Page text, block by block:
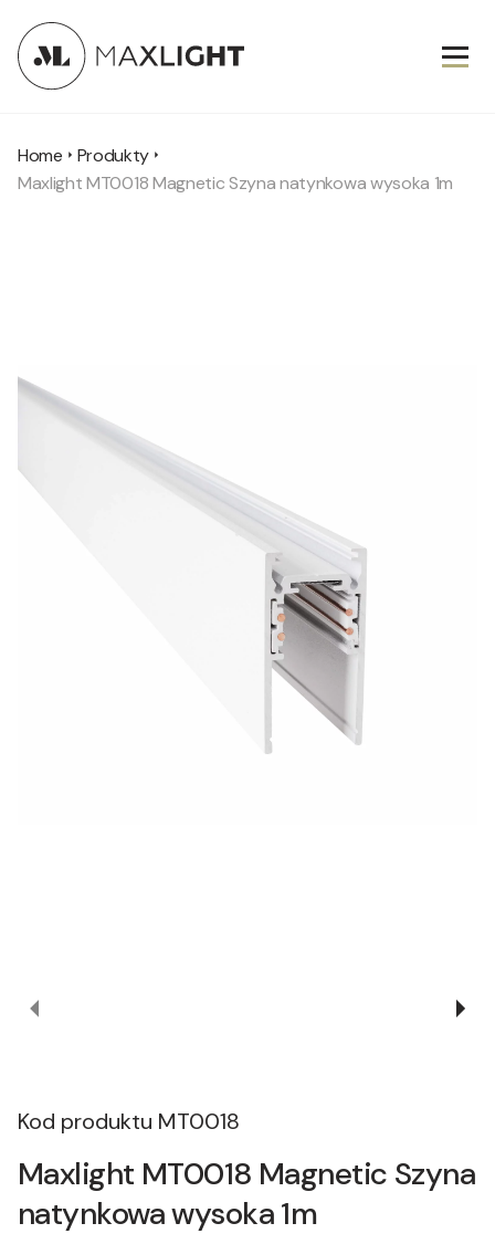
Home
Produkty
Maxlight MT0018 Magnetic Szyna natynkowa wysoka 1m
Kod produktu MT0018
Maxlight MT0018 Magnetic Szyna
natynkowa wysoka 1m